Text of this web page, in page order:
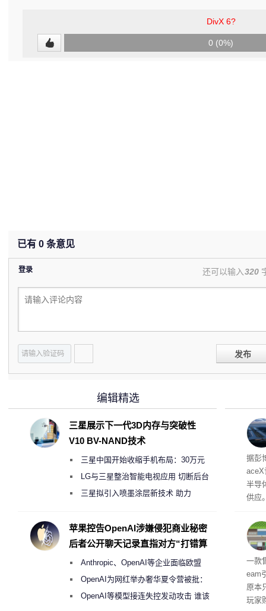
DivX 6?
0 (0%)
已有 0 条意见
登录 还可以输入320
发布
电
据彭
aceX
半导
供应
开
取“
的
全
一款
eam
原本
玩家
编辑精选
三星展示下一代3D内存与突破性
V10 BV-NAND技术
三星中国开始收缩手机布局：30万元
月销售额不达标门店 将被逐步清退
LG与三星整治智能电视应用 切断后台
偷偷共享带宽的违规行为
三星拟引入喷墨涂层新技术 助力
度
苹果控告OpenAI涉嫌侵犯商业秘密
后者公开聊天记录直指对方“打错算
Anthropic、OpenAI等企业面临欧盟
《人工智能法案》全新执法权限审查
OpenAI为网红举办奢华夏令营被批：
2000美元一晚 遭讽“反乌托邦”
OpenAI等模型接连失控发动攻击 谁该